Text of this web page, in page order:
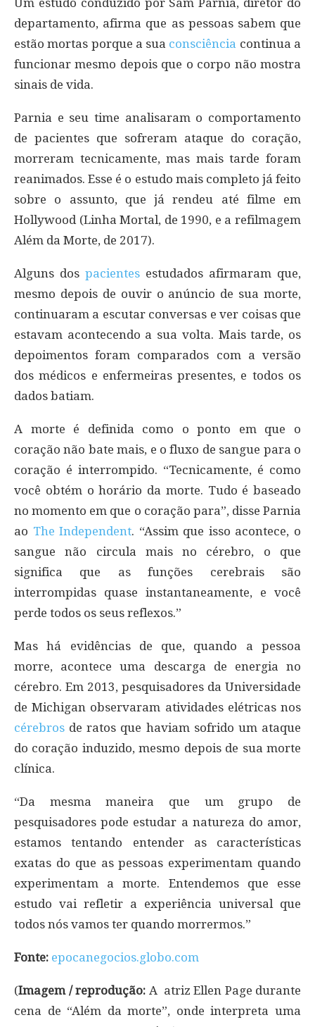
departamento, afirma que as pessoas sabem que
estão mortas porque a sua consciência continua a
funcionar mesmo depois que o corpo não mostra
sinais de vida.
Parnia e seu time analisaram o comportamento
de pacientes que sofreram ataque do coração,
morreram tecnicamente, mas mais tarde foram
reanimados. Esse é o estudo mais completo já feito
sobre o assunto, que já rendeu até filme em
Hollywood (Linha Mortal, de 1990, e a refilmagem
Além da Morte, de 2017).
Alguns dos pacientes estudados afirmaram que,
mesmo depois de ouvir o anúncio de sua morte,
continuaram a escutar conversas e ver coisas que
estavam acontecendo a sua volta. Mais tarde, os
depoimentos foram comparados com a versão
dos médicos e enfermeiras presentes, e todos os
dados batiam.
A morte é definida como o ponto em que o
coração não bate mais, e o fluxo de sangue para o
coração é interrompido. “Tecnicamente, é como
você obtém o horário da morte. Tudo é baseado
no momento em que o coração para”, disse Parnia
ao The Independent. “Assim que isso acontece, o
sangue não circula mais no cérebro, o que
significa que as funções cerebrais são
interrompidas quase instantaneamente, e você
perde todos os seus reflexos.”
Mas há evidências de que, quando a pessoa
morre, acontece uma descarga de energia no
cérebro. Em 2013, pesquisadores da Universidade
de Michigan observaram atividades elétricas nos
cérebros de ratos que haviam sofrido um ataque
do coração induzido, mesmo depois de sua morte
clínica.
“Da mesma maneira que um grupo de
pesquisadores pode estudar a natureza do amor,
estamos tentando entender as características
exatas do que as pessoas experimentam quando
experimentam a morte. Entendemos que esse
estudo vai refletir a experiência universal que
todos nós vamos ter quando morrermos.”
Fonte: epocanegocios.globo.com
(Imagem / reprodução: A atriz Ellen Page durante
cena de “Além da morte”, onde interpreta uma